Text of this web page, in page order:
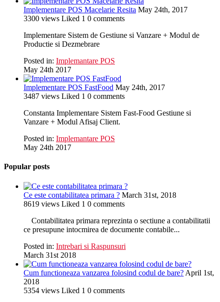
Implementare POS Macelarie Resita May 24th, 2017
3300 views Liked 1 0 comments
Implementare Sistem de Gestiune si Vanzare + Modul de
Productie si Dezmebrare
Posted in: Implemantare POS
May 24th 2017
Implementare POS FastFood May 24th, 2017
3487 views Liked 1 0 comments
Constanta Implementare Sistem Fast-Food Gestiune si
Vanzare + Modul Afisaj Client.
Posted in: Implemantare POS
May 24th 2017
Popular posts
Ce este contabilitatea primara ? March 31st, 2018
8619 views Liked 1 0 comments
Contabilitatea primara reprezinta o sectiune a contabilitatii
ce presupune intocmirea de documente contabile...
Posted in: Intrebari si Raspunsuri
March 31st 2018
Cum functioneaza vanzarea folosind codul de bare? April 1st,
2018
5354 views Liked 1 0 comments